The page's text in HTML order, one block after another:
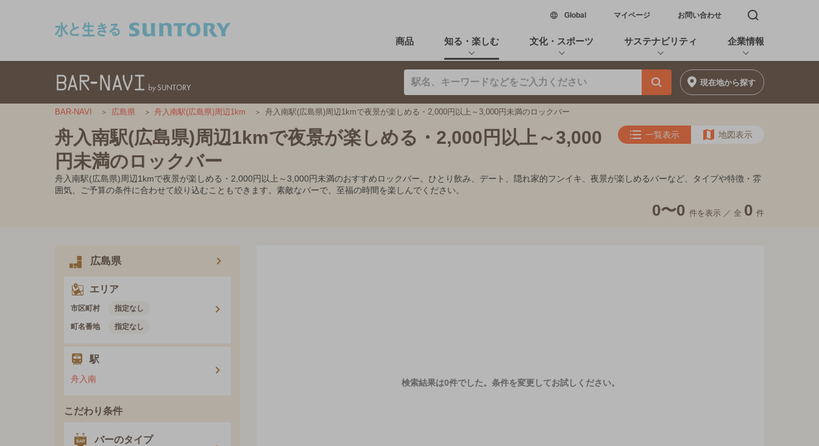
Global新しいウィンドウで開く
マイページ お問い合わせ 検索窓を開く
商品 知る・楽しむ 文化・スポーツ サステナビリティ 企業情報
現在地から探す
BAR-NAVI 広島県 舟入南駅(広島県)周辺1km 舟入南駅(広島県)周辺1kmで夜景が楽しめる・2,000円以上～3,000円未満のロックバー
舟入南駅(広島県)周辺1kmで夜景が楽しめる・2,000円以上～3,000
円未満のロックバー
一覧表示 地図表示
舟入南駅(広島県)周辺1kmで夜景が楽しめる・2,000円以上～3,000円未満のおすすめロックバー。ひとり飲み、デート、隠れ家的フンイキ、夜景が楽しめるバーなど、タイプや特徴・雰
囲気、ご予算の条件に合わせて絞り込むこともできます。素敵なバーで、至福の時間を楽しんでください。
0〜0 件を表示 ／ 全 0 件
広島県
エリア
市区町村 指定なし
町名番地 指定なし
駅
舟入南
こだわり条件
バーのタイプ
検索結果は0件でした。 条件を変更してお試しください。